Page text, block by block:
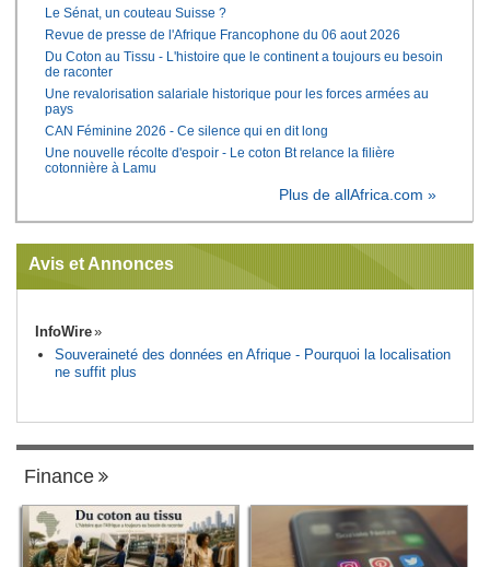
Le Sénat, un couteau Suisse ?
Revue de presse de l'Afrique Francophone du 06 aout 2026
Du Coton au Tissu - L'histoire que le continent a toujours eu besoin
de raconter
Une revalorisation salariale historique pour les forces armées au
pays
CAN Féminine 2026 - Ce silence qui en dit long
Une nouvelle récolte d'espoir - Le coton Bt relance la filière
cotonnière à Lamu
Plus de allAfrica.com »
Avis et Annonces
InfoWire
Souveraineté des données en Afrique - Pourquoi la localisation
ne suffit plus
Finance